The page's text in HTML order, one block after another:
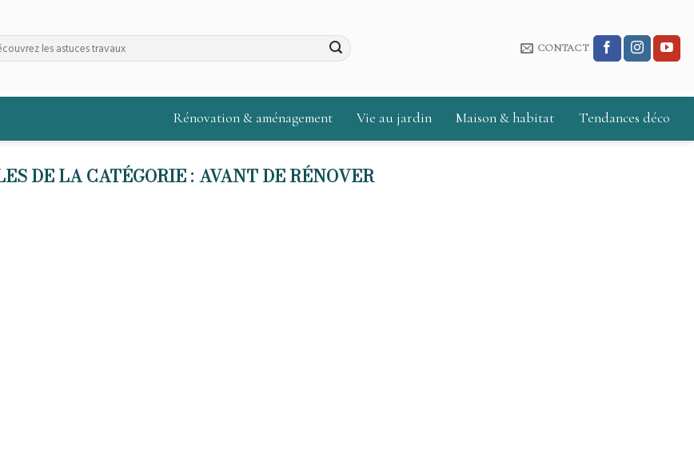
CONTACT
Rénovation & aménagement Vie au jardin Maison & habitat Tendances déco
AVANT DE RÉNOVER